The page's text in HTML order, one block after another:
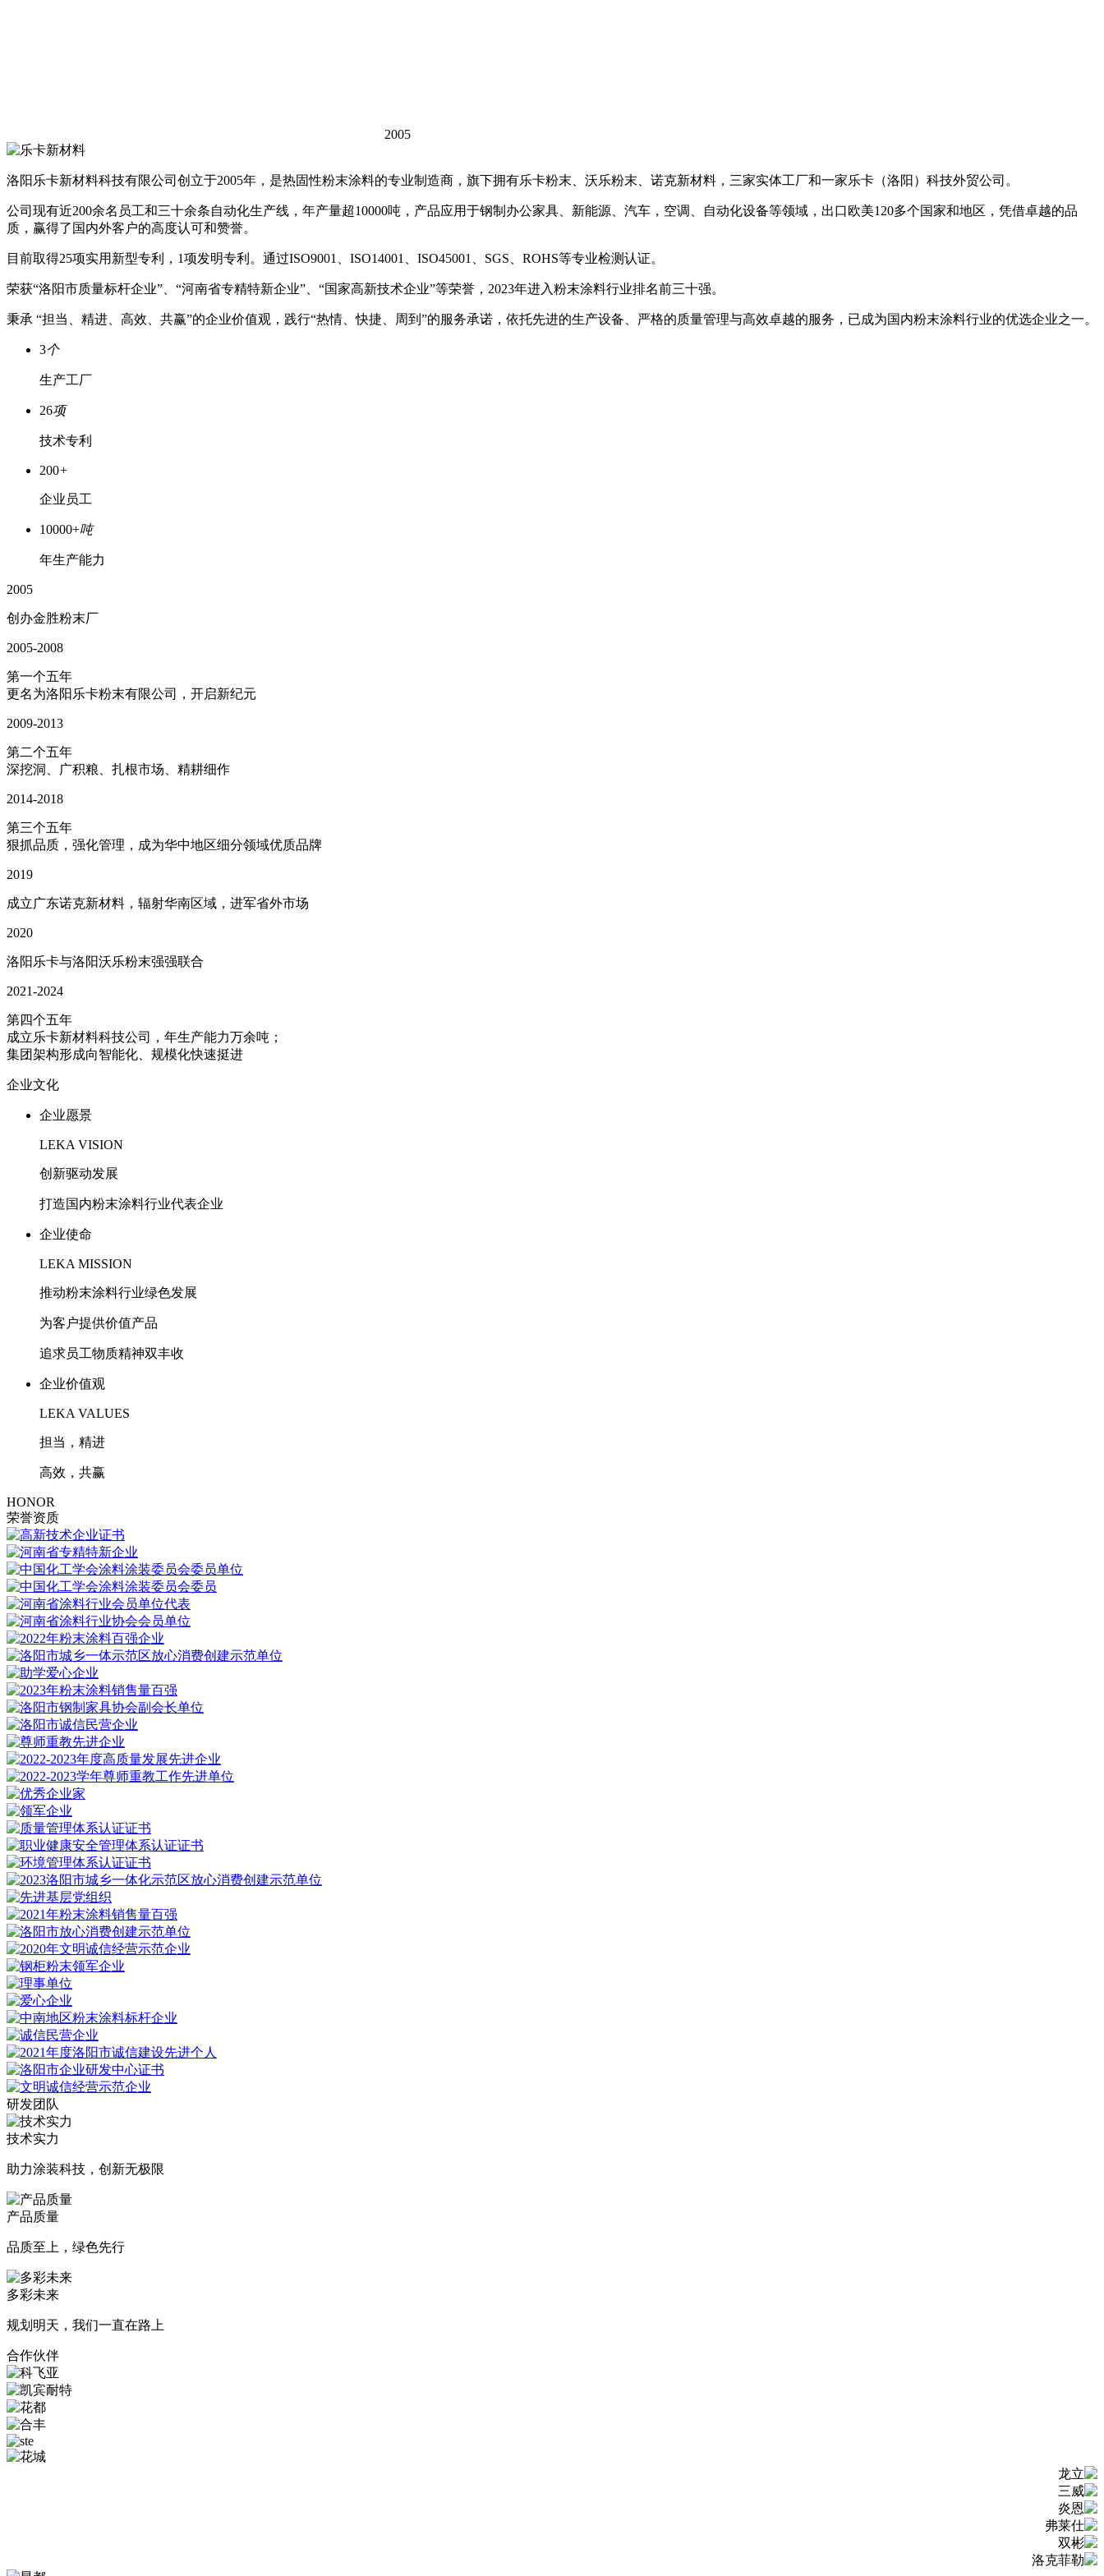
2005
洛阳乐卡新材料科技有限公司创立于2005年，是热固性粉末涂料的专业制造商，旗下拥有乐卡粉末、沃乐粉末、诺克新材料，三家实体工厂和一家乐卡（洛阳）科技外贸公司。
公司现有近200余名员工和三十余条自动化生产线，年产量超10000吨，产品应用于钢制办公家具、新能源、汽车，空调、自动化设备等领域，出口欧美120多个国家和地区，凭借卓越的品
质，赢得了国内外客户的高度认可和赞誉。
目前取得25项实用新型专利，1项发明专利。通过ISO9001、ISO14001、ISO45001、SGS、ROHS等专业检测认证。
荣获“洛阳市质量标杆企业”、“河南省专精特新企业”、“国家高新技术企业”等荣誉，2023年进入粉末涂料行业排名前三十强。
秉承 “担当、精进、高效、共赢”的企业价值观，践行“热情、快捷、周到”的服务承诺，依托先进的生产设备、严格的质量管理与高效卓越的服务，已成为国内粉末涂料行业的优选企业之一。
3个
生产工厂
26项
技术专利
200+
企业员工
10000+吨
年生产能力
2005
创办金胜粉末厂
2005-2008
第一个五年
更名为洛阳乐卡粉末有限公司，开启新纪元
2009-2013
第二个五年
深挖洞、广积粮、扎根市场、精耕细作
2014-2018
第三个五年
狠抓品质，强化管理，成为华中地区细分领域优质品牌
2019
成立广东诺克新材料，辐射华南区域，进军省外市场
2020
洛阳乐卡与洛阳沃乐粉末强强联合
2021-2024
第四个五年
成立乐卡新材料科技公司，年生产能力万余吨；
集团架构形成向智能化、规模化快速挺进
企业文化
企业愿景
LEKA VISION
创新驱动发展
打造国内粉末涂料行业代表企业
企业使命
LEKA MISSION
推动粉末涂料行业绿色发展
为客户提供价值产品
追求员工物质精神双丰收
企业价值观
LEKA VALUES
担当，精进
高效，共赢
HONOR
荣誉资质
研发团队
技术实力
助力涂装科技，创新无极限
产品质量
品质至上，绿色先行
多彩未来
规划明天，我们一直在路上
合作伙伴